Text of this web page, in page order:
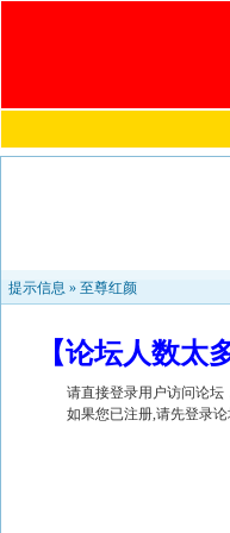
提示信息 » 至尊红颜
【论坛人数
请直接登录用户访问论坛
如果您已注册,请先登录